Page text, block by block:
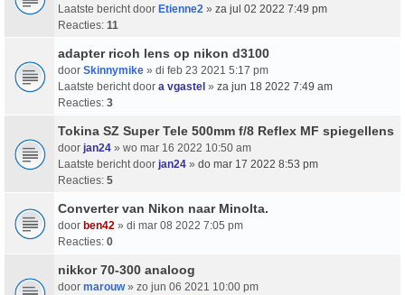
Laatste bericht door Etienne2 » za jul 02 2022 7:49 pm
Reacties: 11
adapter ricoh lens op nikon d3100
door Skinnymike » di feb 23 2021 5:17 pm
Laatste bericht door a vgastel » za jun 18 2022 7:49 am
Reacties: 3
Tokina SZ Super Tele 500mm f/8 Reflex MF spiegellens
door jan24 » wo mar 16 2022 10:50 am
Laatste bericht door jan24 » do mar 17 2022 8:53 pm
Reacties: 5
Converter van Nikon naar Minolta.
door ben42 » di mar 08 2022 7:05 pm
Reacties: 0
nikkor 70-300 analoog
door marouw» zo jun 06 2021 10:00 pm